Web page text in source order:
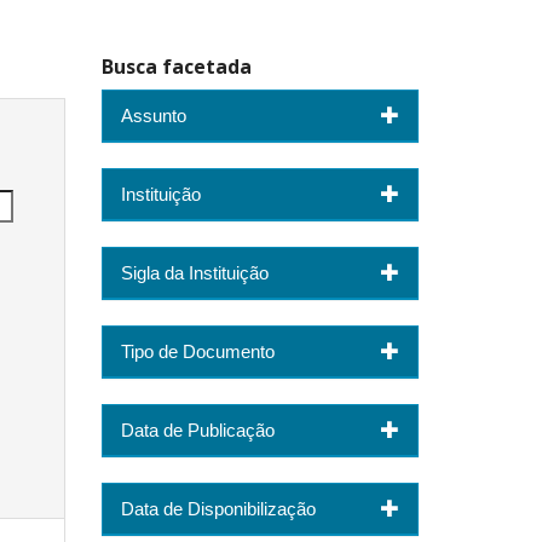
Busca facetada
Assunto
Instituição
Sigla da Instituição
Tipo de Documento
Data de Publicação
Data de Disponibilização